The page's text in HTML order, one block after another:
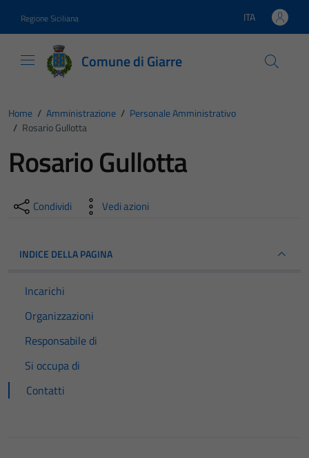
Regione Siciliana Lingua attiva:
ITA
Comune di Giarre
Home / Amministrazione / Personale Amministrativo
/ Rosario Gullotta
Rosario Gullotta
Condividi Vedi azioni
INDICE DELLA PAGINA
Incarichi
Organizzazioni
Responsabile di
Si occupa di
Contatti